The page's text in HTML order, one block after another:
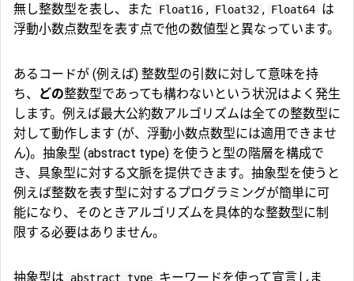
無し整数型を表し、また
Float16 , Float32 , Float64 は
浮動小数点数型を表す点で他の数値型と異なっています。
あるコードが (例えば) 整数型の引数に対して意味を持
ち、
どの整数型であっても構わないという状況はよく発生
します。例えば最大公約数アルゴリズムは全ての整数型に
対して動作します (が、浮動小数点数型には適用できませ
ん)。抽象型 (abstract type) を使うと型の階層を構成で
き、具象型に対する文脈を提供できます。抽象型を使うと
例えば整数を表す型に対するプログラミングが簡単に可
能になり、そのときアルゴリズムを具体的な整数型に制
限する必要はありません。
抽象型は abstract type キーワードを使って宣言しま